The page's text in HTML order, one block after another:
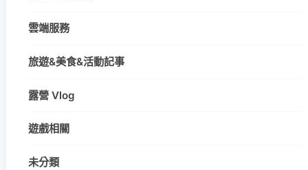
雲端服務
旅遊&美食&活動記事
露營 Vlog
遊戲相關
未分類